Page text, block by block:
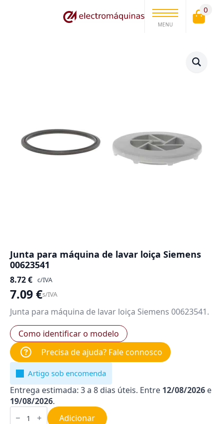
MENU
0
Junta para máquina de lavar loiça Siemens
00623541
8.72€ c/IVA
7.09€s/IVA
Junta para máquina de lavar loiça Siemens 00623541.
Como identificar o modelo
Precisa de ajuda? Fale connosco
Artigo sob encomenda
Entrega estimada: 3 a 8 dias úteis. Entre 12/08/2026 e
19/08/2026.
Quantidade
de Adicionar